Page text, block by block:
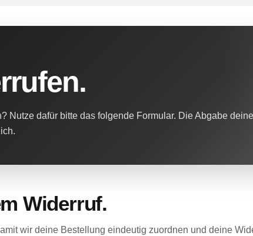
Nutze dafür bitte das folgende Formular. Die Abgabe
Widerruf.
wir deine Bestellung eindeutig zuordnen und deine